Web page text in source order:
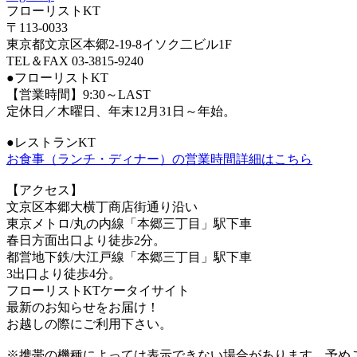
フローリストKT
〒113-0033
東京都文京区本郷2-19-8イソク二ビル1F
TEL＆FAX 03-3815-9240
●フローリストKT
【営業時間】9:30～LAST
定休日／木曜日、年末12月31日～年始。
●レストランKT
お食事（ランチ・ディナー）の営業時間詳細はこちら
【アクセス】
文京区本郷大横丁商店街通り沿い
東京メトロ/丸の内線「本郷三丁目」駅下車
春日方面出口より徒歩2分。
都営地下鉄/大江戸線「本郷三丁目」駅下車
3出口より徒歩4分。
フローリストKTケータイサイト
最新のお知らせをお届け！
お越しの際にご利用下さい。